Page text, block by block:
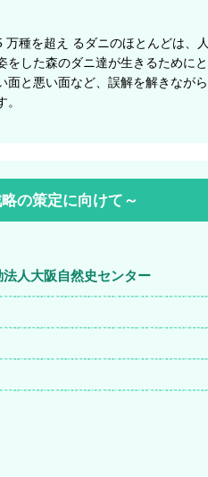
種を超え るダニのほとんどは、人
した森のダニ達が生きるためにと
面と悪い面など、誤解を解きながら
の策定に向けて～
人大阪自然史センター